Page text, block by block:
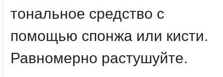
тональное средство с
помощью спонжа или кисти.
Равномерно растушуйте.